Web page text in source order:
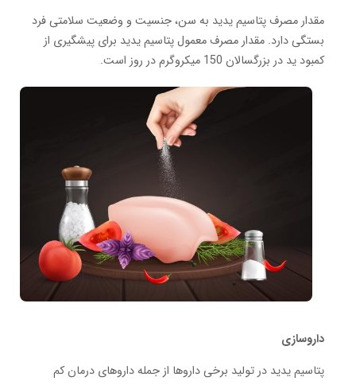
مقدار مصرف پتاسیم یدید به سن، جنسیت و وضعیت سلامتی فرد
بستگی دارد. مقدار مصرف معمول پتاسیم یدید برای پیشگیری از
کمبود ید در بزرگسالان 150 میکروگرم در روز است.
داروسازی
پتاسیم یدید در تولید برخی داروها از جمله داروهای درمان کم